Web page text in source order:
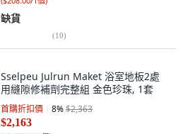
缺貨
(10)
Sselpeu Julrun Maket 浴室地板2處
用縫隙修補劑完整組 金色珍珠, 1套
首購折扣價 8%$2,363
$2,163